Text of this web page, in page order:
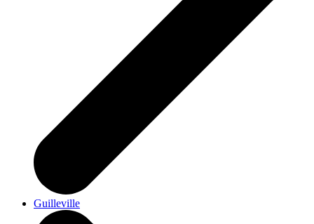
Guilleville